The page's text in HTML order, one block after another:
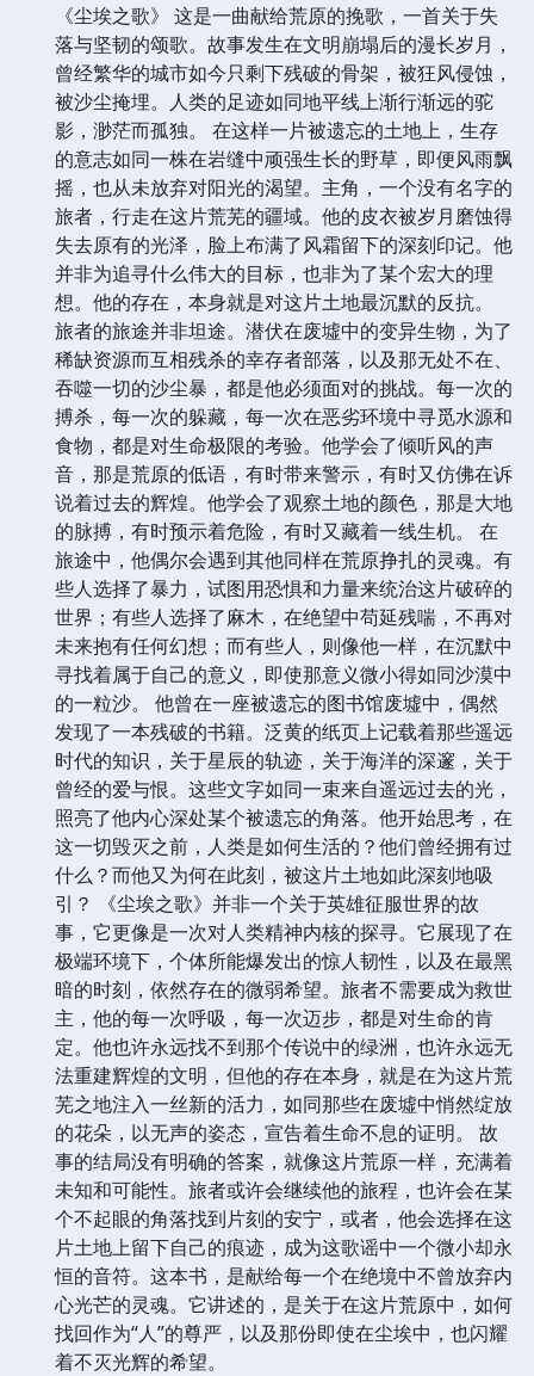
《尘埃之歌》 这是一曲献给荒原的挽歌，一首关于失
落与坚韧的颂歌。故事发生在文明崩塌后的漫长岁月，
曾经繁华的城市如今只剩下残破的骨架，被狂风侵蚀，
被沙尘掩埋。人类的足迹如同地平线上渐行渐远的驼
影，渺茫而孤独。 在这样一片被遗忘的土地上，生存
的意志如同一株在岩缝中顽强生长的野草，即便风雨飘
摇，也从未放弃对阳光的渴望。主角，一个没有名字的
旅者，行走在这片荒芜的疆域。他的皮衣被岁月磨蚀得
失去原有的光泽，脸上布满了风霜留下的深刻印记。他
并非为追寻什么伟大的目标，也非为了某个宏大的理
想。他的存在，本身就是对这片土地最沉默的反抗。
旅者的旅途并非坦途。潜伏在废墟中的变异生物，为了
稀缺资源而互相残杀的幸存者部落，以及那无处不在、
吞噬一切的沙尘暴，都是他必须面对的挑战。每一次的
搏杀，每一次的躲藏，每一次在恶劣环境中寻觅水源和
食物，都是对生命极限的考验。他学会了倾听风的声
音，那是荒原的低语，有时带来警示，有时又仿佛在诉
说着过去的辉煌。他学会了观察土地的颜色，那是大地
的脉搏，有时预示着危险，有时又藏着一线生机。 在
旅途中，他偶尔会遇到其他同样在荒原挣扎的灵魂。有
些人选择了暴力，试图用恐惧和力量来统治这片破碎的
世界；有些人选择了麻木，在绝望中苟延残喘，不再对
未来抱有任何幻想；而有些人，则像他一样，在沉默中
寻找着属于自己的意义，即使那意义微小得如同沙漠中
的一粒沙。 他曾在一座被遗忘的图书馆废墟中，偶然
发现了一本残破的书籍。泛黄的纸页上记载着那些遥远
时代的知识，关于星辰的轨迹，关于海洋的深邃，关于
曾经的爱与恨。这些文字如同一束来自遥远过去的光，
照亮了他内心深处某个被遗忘的角落。他开始思考，在
这一切毁灭之前，人类是如何生活的？他们曾经拥有过
什么？而他又为何在此刻，被这片土地如此深刻地吸
引？ 《尘埃之歌》并非一个关于英雄征服世界的故
事，它更像是一次对人类精神内核的探寻。它展现了在
极端环境下，个体所能爆发出的惊人韧性，以及在最黑
暗的时刻，依然存在的微弱希望。旅者不需要成为救世
主，他的每一次呼吸，每一次迈步，都是对生命的肯
定。他也许永远找不到那个传说中的绿洲，也许永远无
法重建辉煌的文明，但他的存在本身，就是在为这片荒
芜之地注入一丝新的活力，如同那些在废墟中悄然绽放
的花朵，以无声的姿态，宣告着生命不息的证明。 故
事的结局没有明确的答案，就像这片荒原一样，充满着
未知和可能性。旅者或许会继续他的旅程，也许会在某
个不起眼的角落找到片刻的安宁，或者，他会选择在这
片土地上留下自己的痕迹，成为这歌谣中一个微小却永
恒的音符。这本书，是献给每一个在绝境中不曾放弃内
心光芒的灵魂。它讲述的，是关于在这片荒原中，如何
找回作为“人”的尊严，以及那份即使在尘埃中，也闪耀
着不灭光辉的希望。